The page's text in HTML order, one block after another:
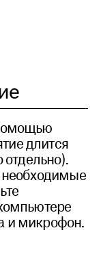
длится
необходимые
и микрофон.